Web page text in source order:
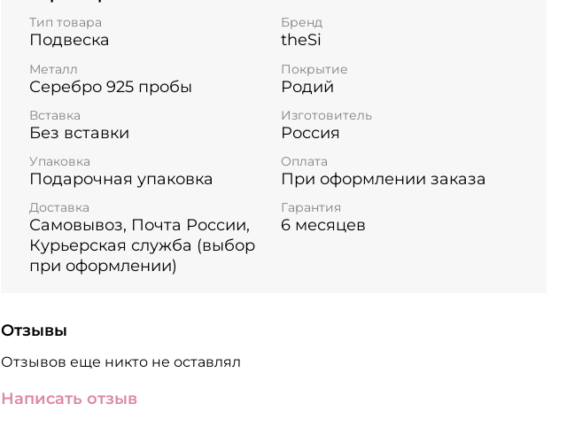
Размер подвески: высота: 1,5 см., ширина: 1 см.
Подвеска продаётся без цепочки.
Тип товара
Подвеска
Бренд
theSi
Металл
Серебро 925 пробы
Покрытие
Родий
Вставка
Без вставки
Изготовитель
Россия
Упаковка
Подарочная упаковка
Оплата
При оформлении заказа
Доставка
Самовывоз, Почта России,
Курьерская служба (выбор
при оформлении)
Гарантия
6 месяцев
Отзывы
Отзывов еще никто не оставлял
Написать отзыв